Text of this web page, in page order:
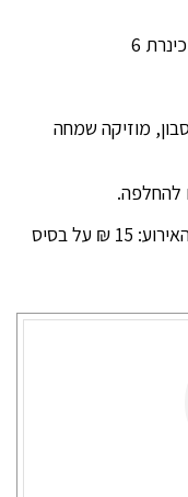
מוזיקה שמחה
להחלפה.
עלות: 10 ₪ לילד בהרשמה מראש | ביום האירוע: 15 ₪ על בסיס